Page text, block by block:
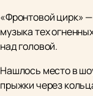
«Фронтовой цирк»
музыка тех
над головой.
Нашлось место в
прыжки через